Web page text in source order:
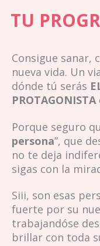
TU
Consigue sanar,
nueva vida. Un
dónde tú serás
PROTAGONISTA
Porque seguro
persona”, que
no te deja
sigas con la
Siii, son esas
fuerte por su
trabajandóse
brillar con toda